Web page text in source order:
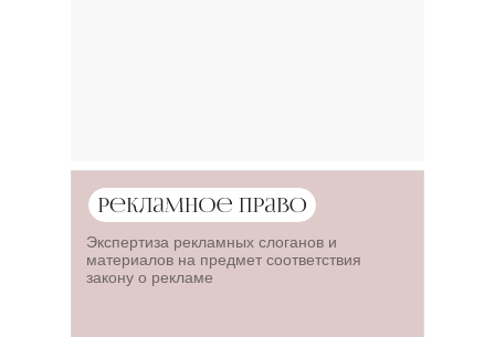
Экспертиза рекламных слоганов и
материалов на предмет соответствия
закону о рекламе